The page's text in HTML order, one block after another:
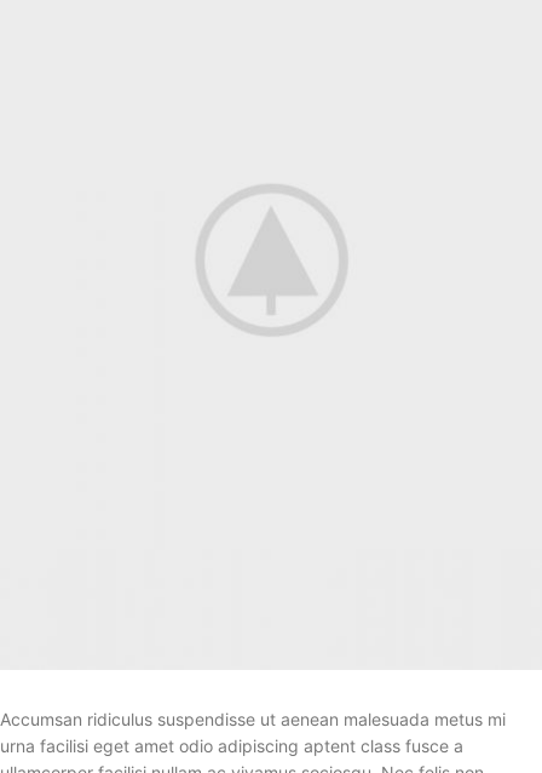
Accumsan ridiculus suspendisse ut aenean malesuada metus mi
urna facilisi eget amet odio adipiscing aptent class fusce a